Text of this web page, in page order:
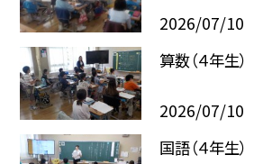
2026/07/10
算数（４年生）
2026/07/10
国語（４年生）